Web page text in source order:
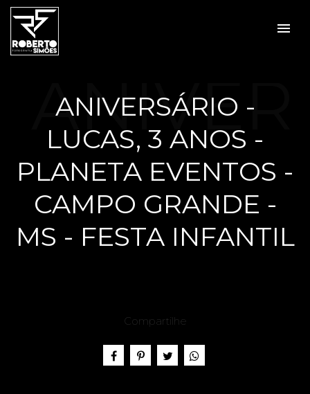
menu
ANIVERSÁRIO -
LUCAS, 3 ANOS -
PLANETA EVENTOS -
CAMPO GRANDE -
MS - FESTA INFANTIL
ANIVER
SÁRIO -
LUCAS,
3 ANOS
Compartilhe